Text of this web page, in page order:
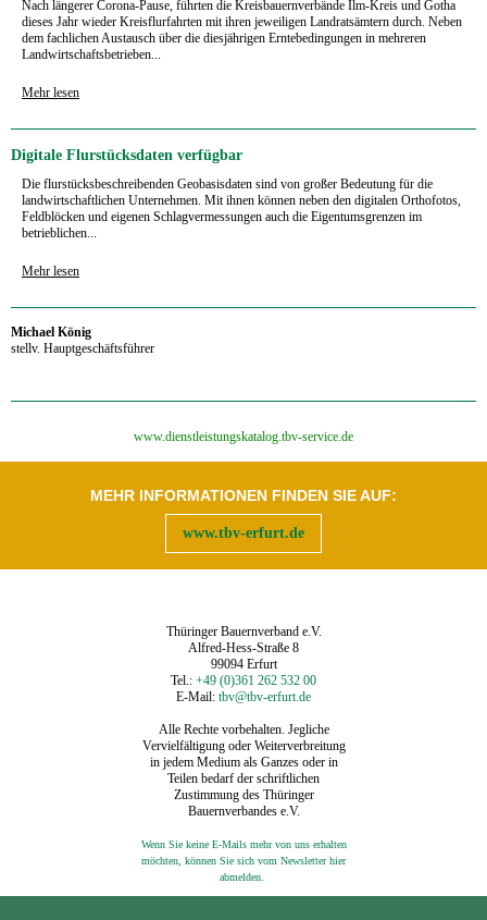
Nach längerer Corona-Pause, führten die Kreisbauernverbände Ilm-Kreis und Gotha
dieses Jahr wieder Kreisflurfahrten mit ihren jeweiligen Landratsämtern durch. Neben
dem fachlichen Austausch über die diesjährigen Erntebedingungen in mehreren
Landwirtschaftsbetrieben...
Mehr lesen
Digitale Flurstücksdaten verfügbar
Die flurstücksbeschreibenden Geobasisdaten sind von großer Bedeutung für die
landwirtschaftlichen Unternehmen. Mit ihnen können neben den digitalen Orthofotos,
Feldblöcken und eigenen Schlagvermessungen auch die Eigentumsgrenzen im
betrieblichen...
Mehr lesen
Michael König
stellv. Hauptgeschäftsführer
‍www.dienstleistungskatalog.tbv-service.de
MEHR INFORMATIONEN FINDEN SIE AUF:
www.tbv-erfurt.de
Thüringer Bauernverband e.V.
Alfred-Hess-Straße 8
99094 Erfurt
Tel.: +49 (0)361 262 532 00
E-Mail: tbv@tbv-erfurt.de
Alle Rechte vorbehalten. Jegliche
Vervielfältigung oder Weiterverbreitung
in jedem Medium als Ganzes oder in
Teilen bedarf der schriftlichen
Zustimmung des Thüringer
Bauernverbandes e.V.
Wenn Sie keine E-Mails mehr von uns erhalten
möchten, können Sie sich vom Newsletter hier
abmelden.